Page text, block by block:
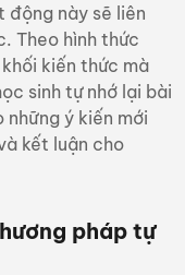
động này sẽ liên
Theo hình thức
kiến thức mà
sinh tự nhớ lại bài
ý kiến mới
kết luận cho
pháp tự